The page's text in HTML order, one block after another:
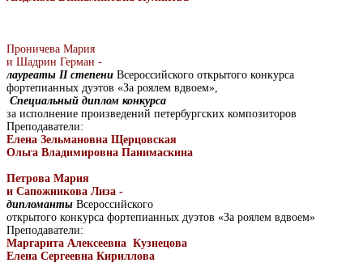
Проничева Мария
и Шадрин Герман -
лауреаты II степени Всероссийского открытого конкурса
фортепианных дуэтов «За роялем вдвоем»,
Специальный диплом конкурса
за исполнение произведений петербургских композиторов
Преподаватели:
Елена Зельмановна Щерцовская
Ольга Владимировна Панимаскина
Петрова Мария
и Сапожникова Лиза -
дипломанты Всероссийского
открытого конкурса фортепианных дуэтов «За роялем вдвоем»
Преподаватели:
Маргарита Алексеевна Кузнецова
Елена Сергеевна Кириллова